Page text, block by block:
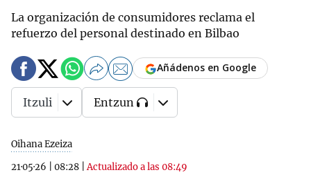
La organización de consumidores reclama el
refuerzo del personal destinado en Bilbao
Oihana Ezeiza
21·05·26
08:28 |Actualizado a las 08:49
Añádenos en Google
Itzuli Entzun